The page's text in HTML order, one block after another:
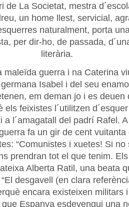
de La Societat, mestra
un home llest, servicial,
naturalment, porta
per dir-ho, de passada,
literària.
maleïda guerra i na Caterina
Isabel i del seu
em deman jo i es deuen
els feixistes l´utilitzen
a l´amagatall del padrí Rafel.
fa un gir de cent
“Comunistes i xuetes! Si no
prendran tot el que tenim.
Alberta Ratil, una beata
desgavell (en clara
encara existeixen militars
Espanya esdevengui una